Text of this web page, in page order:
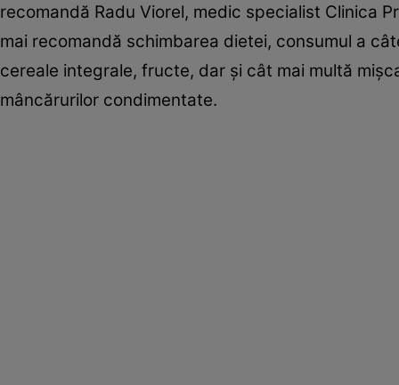
recomandă Radu Viorel, medic specialist Clinica
mai recomandă schimbarea dietei, consumul a
cereale integrale, fructe, dar şi cât mai multă
mâncărurilor condimentate.